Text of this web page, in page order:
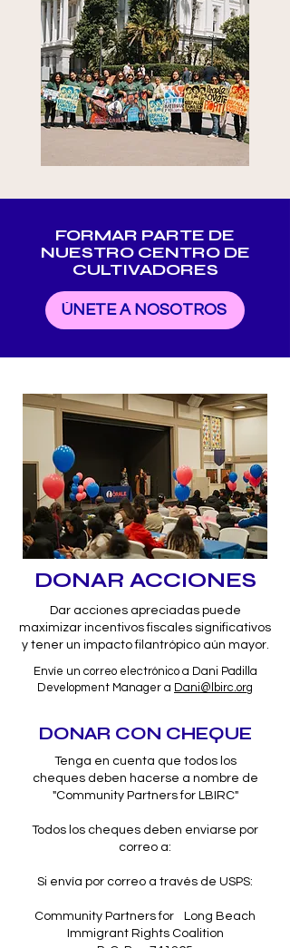
FORMAR PARTE DE
NUESTRO CENTRO DE
CULTIVADORES
ÚNETE A NOSOTROS
DONAR ACCIONES
Dar acciones apreciadas puede
maximizar incentivos fiscales significativos
y tener un impacto filantrópico aún mayor.
Envíe un correo electrónico a Dani Padilla
Development Manager a Dani@lbirc.org
DONAR CON CHEQUE
Tenga en cuenta que todos los
cheques deben hacerse a nombre de
"Community Partners for LBIRC"
Todos los cheques deben enviarse por
correo a:
Si envía por correo a través de USPS:
Community Partners for Long Beach
Immigrant Rights Coalition